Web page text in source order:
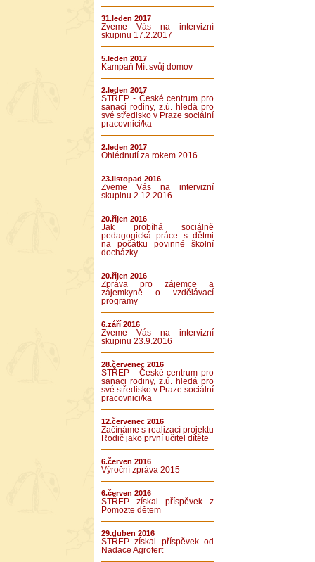
31.leden 2017
Zveme Vás na intervizní
skupinu 17.2.2017
5.leden 2017
Kampaň Mít svůj domov
2.leden 2017
STŘEP - České centrum pro
sanaci rodiny, z.ú. hledá pro
své středisko v Praze sociální
pracovnici/ka
2.leden 2017
Ohlédnutí za rokem 2016
23.listopad 2016
Zveme Vás na intervizní
skupinu 2.12.2016
20.říjen 2016
Jak probíhá sociálně
pedagogická práce s dětmi
na počátku povinné školní
docházky
20.říjen 2016
Zpráva pro zájemce a
zájemkyně o vzdělávací
programy
6.září 2016
Zveme Vás na intervizní
skupinu 23.9.2016
28.červenec 2016
STŘEP - České centrum pro
sanaci rodiny, z.ú. hledá pro
své středisko v Praze sociální
pracovnici/ka
12.červenec 2016
Začínáme s realizací projektu
Rodič jako první učitel dítěte
6.červen 2016
Výroční zpráva 2015
6.červen 2016
STŘEP získal příspěvek z
Pomozte dětem
29.duben 2016
STŘEP získal příspěvek od
Nadace Agrofert